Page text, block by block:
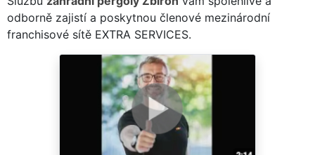
odborně zajistí a poskytnou členové mezinárodní
franchisové sítě EXTRA SERVICES.